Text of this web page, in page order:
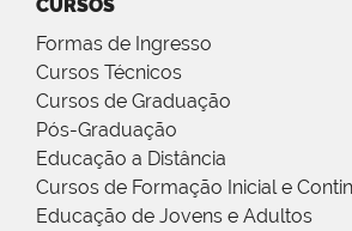
CURSOS
Formas de Ingresso
Cursos Técnicos
Cursos de Graduação
Pós-Graduação
Educação a Distância
Cursos de Formação Inicial e
Educação de Jovens e Adultos